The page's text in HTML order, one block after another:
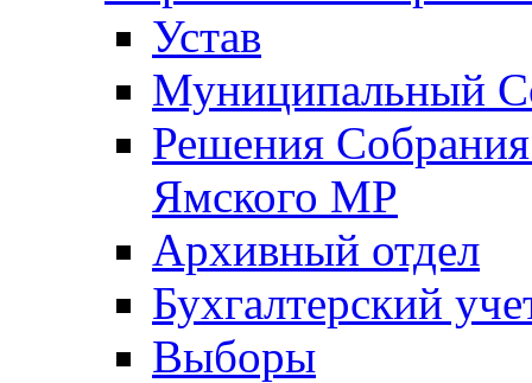
Устав
Муниципальный
Решения
Ямского МР
Архивный отдел
Бухгалтерский
Выборы